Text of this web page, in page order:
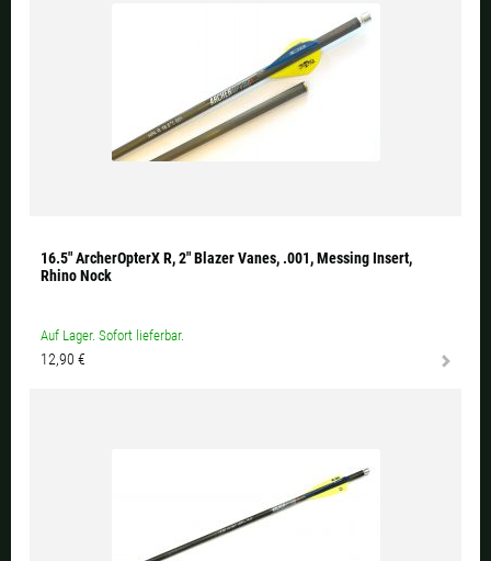
16.5" ArcherOpterX R, 2" Blazer Vanes, .001, Messing Insert,
Rhino Nock
Auf Lager. Sofort lieferbar.
12,90 €